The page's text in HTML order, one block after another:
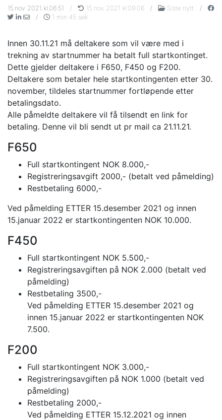
15.nov 2021 kl.06:51 / 15.nov 2021 kl.09:06 / Siste nytt
/
/
1 min 45 sek
Innen 30.11.21 må deltakere som vil være med i
trekning av startnummer ha betalt full startkontinget.
Dette gjelder deltakere i F650, F450 og F200.
Deltakere som betaler hele startkontingenten etter 30.
november, tildeles startnummer fortløpende etter
betalingsdato.
Alle påmeldte deltakere vil få tilsendt en link for
betaling. Denne vil bli sendt ut pr mail ca 21.11.21.
F650
Full startkontingent NOK 8.000,-
Registreringsavgift 2000,- (betalt ved påmelding)
Restbetaling 6000,-
Ved påmelding ETTER 15.desember 2021 og innen
15.januar 2022 er startkontingenten NOK 10.000.
F450
Full startkontingent NOK 5.500,-
Registreringsavgiften på NOK 2.000 (betalt ved
påmelding)
Restbetaling 3500,-
Ved påmelding ETTER 15.desember 2021 og
innen 15.januar 2022 er startkontingenten NOK
7.500.
F200
Full startkontingent NOK 3.000,-
Registreringsavgiften på NOK 1.000 (betalt ved
påmelding)
Restbetaling 2000,-
Ved påmelding ETTER 15.12.2021 og innen